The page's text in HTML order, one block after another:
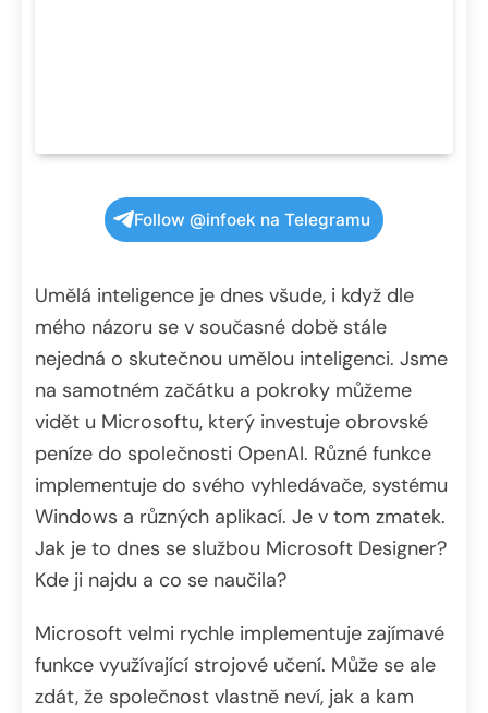
Follow @infoek na Telegramu
Umělá inteligence je dnes všude, i když dle
mého názoru se v současné době stále
nejedná o skutečnou umělou inteligenci. Jsme
na samotném začátku a pokroky můžeme
vidět u Microsoftu, který investuje obrovské
peníze do společnosti OpenAI. Různé funkce
implementuje do svého vyhledávače, systému
Windows a různých aplikací. Je v tom zmatek.
Jak je to dnes se službou Microsoft Designer?
Kde ji najdu a co se naučila?
Microsoft velmi rychle implementuje zajímavé
funkce využívající strojové učení. Může se ale
zdát, že společnost vlastně neví, jak a kam